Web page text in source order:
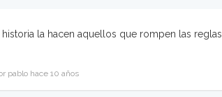
historia la hacen aquellos que rompen las reglas.
pablo hace 10 años